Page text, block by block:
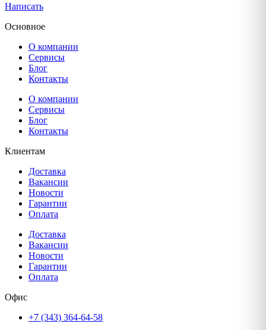
Написать
Основное
О компании
Сервисы
Блог
Контакты
О компании
Сервисы
Блог
Контакты
Клиентам
Доставка
Вакансии
Новости
Гарантии
Оплата
Доставка
Вакансии
Новости
Гарантии
Оплата
Офис
+7 (343) 364-64-58